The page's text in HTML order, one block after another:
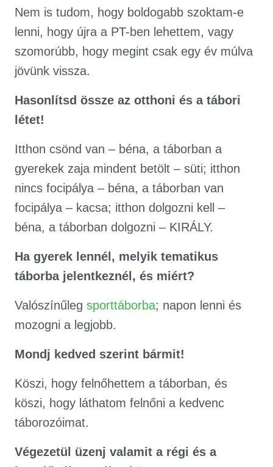
Nem is tudom, hogy boldogabb szoktam-e
lenni, hogy újra a PT-ben lehettem, vagy
szomorúbb, hogy megint csak egy év múlva
jövünk vissza.
Hasonlítsd össze az otthoni és a tábori
létet!
Itthon csönd van – béna, a táborban a
gyerekek zaja mindent betölt – süti; itthon
nincs focipálya – béna, a táborban van
focipálya – kacsa; itthon dolgozni kell –
béna, a táborban dolgozni – KIRÁLY.
Ha gyerek lennél, melyik tematikus
táborba jelentkeznél, és miért?
Valószínűleg sporttáborba; napon lenni és
mozogni a legjobb.
Mondj kedved szerint bármit!
Köszi, hogy felnőhettem a táborban, és
köszi, hogy láthatom felnőni a kedvenc
táborozóimat.
Végezetül üzenj valamit a régi és a